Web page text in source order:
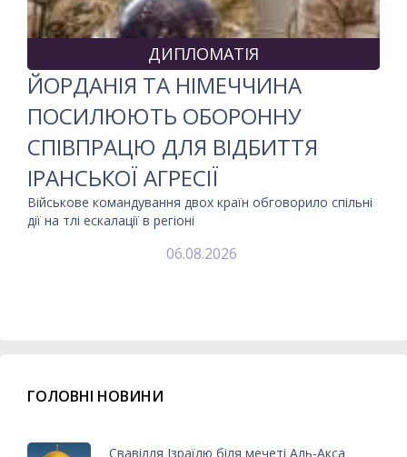
ДИПЛОМАТІЯ
ЙОРДАНІЯ ТА НІМЕЧЧИНА
ПОСИЛЮЮТЬ ОБОРОННУ
СПІВПРАЦЮ ДЛЯ ВІДБИТТЯ
ІРАНСЬКОЇ АГРЕСІЇ
Військове командування двох країн обговорило спільні
дії на тлі ескалації в регіоні
06.08.2026
ГОЛОВНІ НОВИНИ
Свавілля Ізраїлю біля мечеті Аль-Акса